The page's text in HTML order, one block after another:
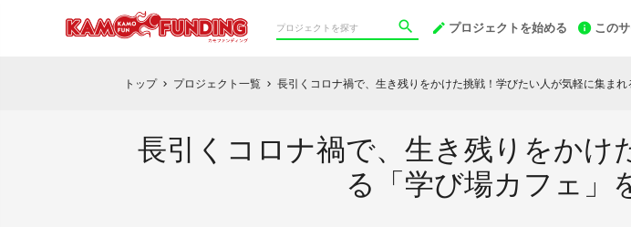
プロジェクトを始める この
トップ chevron_right プロジェクト一覧 chevron_right 長引くコロナ禍で、生き残りをかけた挑戦！学びたい人が気軽に集まれ
長引くコロナ禍で、生き残りをかけ
る「学び場カフェ」